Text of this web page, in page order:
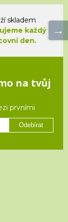
skladem
každý
den.
na tvůj
prvními
Odebírat